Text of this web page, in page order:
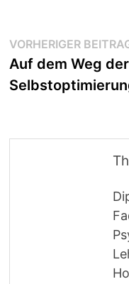
VORHERIGER
Auf dem Weg der